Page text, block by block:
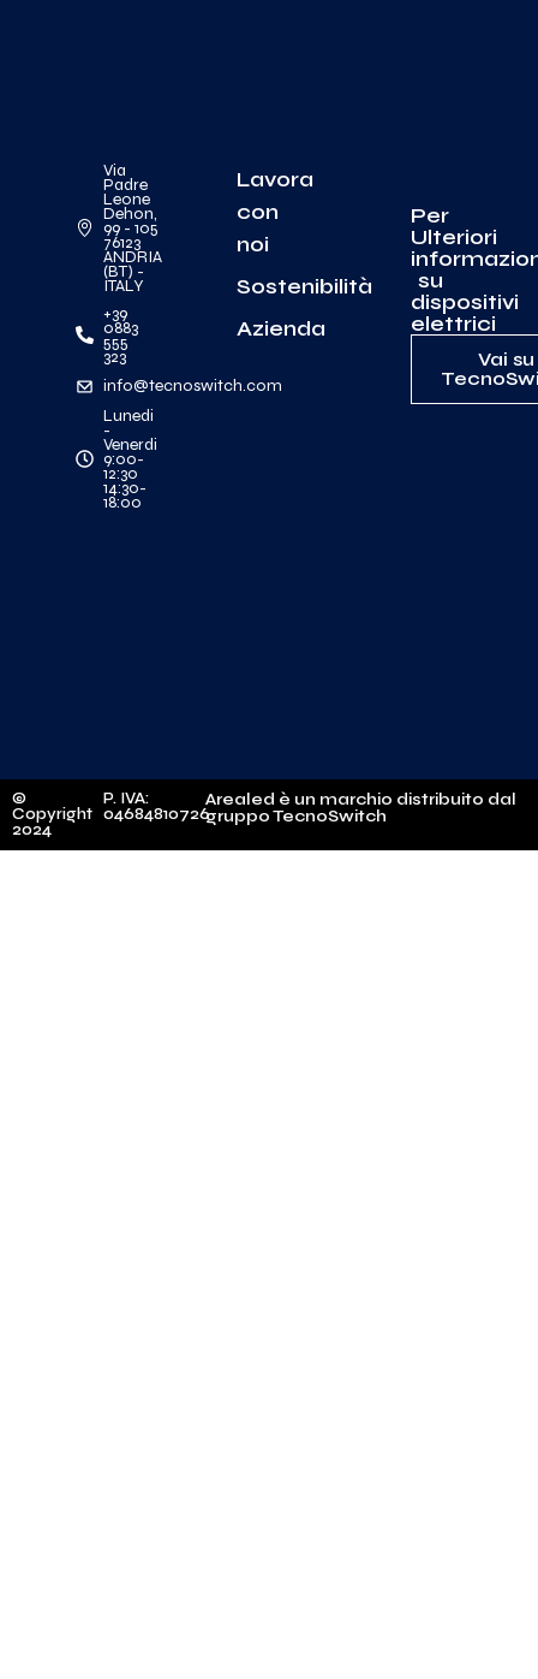
Via
Padre
Leone
Dehon,
99 - 105
76123
ANDRIA
(BT) -
ITALY
+39
0883
555
323
info@tecnoswitch.com
Lunedi
-
Venerdi
9:00-
12:30
14:30-
18:00
Lavora
con
noi
Sostenibilità
Azienda
Per
Ulteriori
su
dispositivi
elettrici
Vai su
©
Copyright
2024
P. IVA:
04684810726
Arealed è un marchio distribuito dal
gruppo TecnoSwitch